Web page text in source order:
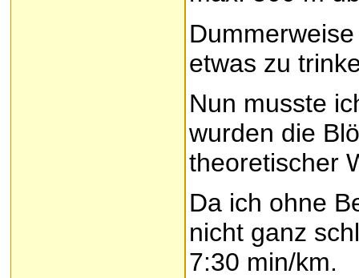
etwas zu
Nun musste
wurden die
theoretischer
Da ich ohne
nicht ganz
7:30 min/km.